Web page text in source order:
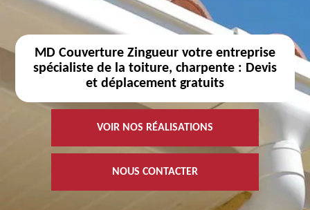
MD Couverture Zingueur votre entreprise
spécialiste de la toiture, charpente : Devis
et déplacement gratuits
VOIR NOS RÉALISATIONS
NOUS CONTACTER